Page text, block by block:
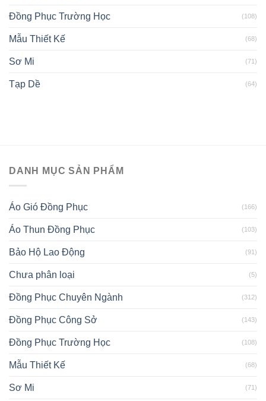
Đồng Phục Trường Học (108)
Mẫu Thiết Kế (68)
Sơ Mi (71)
Tạp Dề (64)
DANH MỤC SẢN PHẨM
Áo Gió Đồng Phục (166)
Áo Thun Đồng Phục (103)
Bảo Hộ Lao Động (91)
Chưa phân loại (5)
Đồng Phục Chuyên Ngành (312)
Đồng Phục Công Sở (143)
Đồng Phục Trường Học (108)
Mẫu Thiết Kế (68)
Sơ Mi (71)